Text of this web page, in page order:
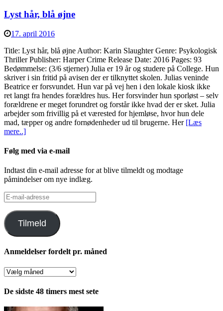
Lyst hår, blå øjne
17. april 2016
Title: Lyst hår, blå øjne Author: Karin Slaughter Genre: Psykologisk
Thriller Publisher: Harper Crime Release Date: 2016 Pages: 93
Bedømmelse: (3/6 stjerner) Julia er 19 år og studere på College. Hun
skriver i sin fritid på avisen der er tilknyttet skolen. Julias veninde
Beatrice er forsvundet. Hun var på vej hen i den lokale kiosk ikke
ret langt fra hendes forældres hus. Her forsvinder hun sporløst – selv
forældrene er meget forundret og forstår ikke hvad der er sket. Julia
arbejder som frivillig på et værested for hjemløse, hvor hun dele
mad, tæpper og andre fornødenheder ud til brugerne. Her [Læs
mere..]
Følg med via e-mail
Indtast din e-mail adresse for at blive tilmeldt og modtage
påmindelser om nye indlæg.
E-
mail-
adresse
Tilmeld
Anmeldelser fordelt pr. måned
Anmeldelser
pr.
De sidste 48 timers mest sete